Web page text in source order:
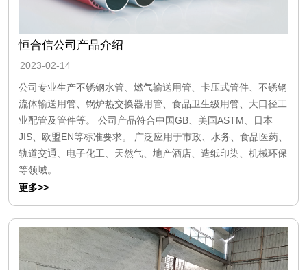
恒合信公司产品介绍
2023-02-14
公司专业生产不锈钢水管、燃气输送用管、卡压式管件、不锈钢
流体输送用管、锅炉热交换器用管、食品卫生级用管、大口径工
业配管及管件等。 公司产品符合中国GB、美国ASTM、日本
JIS、欧盟EN等标准要求。 广泛应用于市政、水务、食品医药、
轨道交通、电子化工、天然气、地产酒店、造纸印染、机械环保
等领域。
更多>>